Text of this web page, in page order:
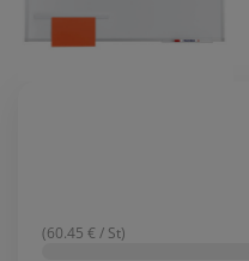
(60.45 € / St)